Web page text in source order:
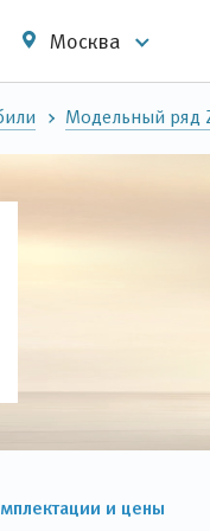
Москва
Модельный ряд
и цены